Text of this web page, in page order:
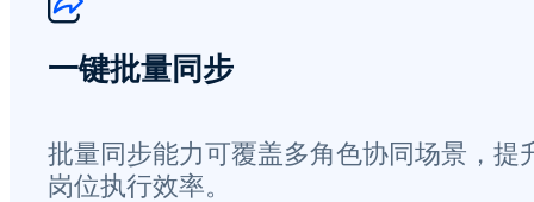
一键批量同步
批量同步能力可覆盖多角色协同场景，提
岗位执行效率。